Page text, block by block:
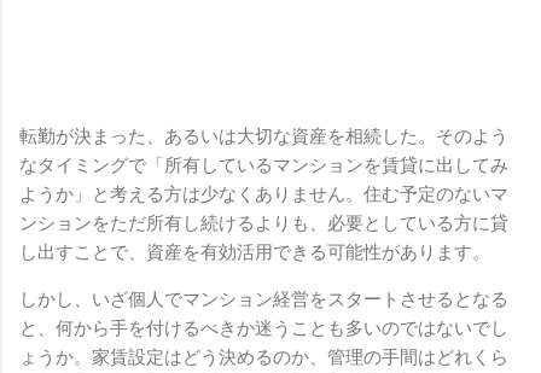
転勤が決まった、あるいは大切な資産を相続した。そのよう
なタイミングで「所有しているマンションを賃貸に出してみ
ようか」と考える方は少なくありません。住む予定のないマ
ンションをただ所有し続けるよりも、必要としている方に貸
し出すことで、資産を有効活用できる可能性があります。
しかし、いざ個人でマンション経営をスタートさせるとなる
と、何から手を付けるべきか迷うことも多いのではないでし
ょうか。家賃設定はどう決めるのか、管理の手間はどれくら